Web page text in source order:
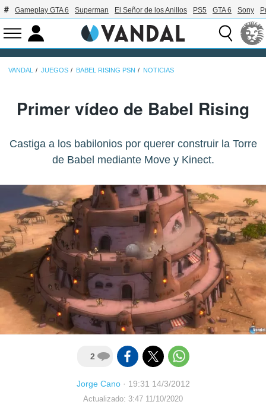
Gameplay GTA 6 Superman El Señor de los Anillos PS5 GTA 6 Sony
VANDAL JUEGOS BABEL RISING PSN NOTICIAS
Primer vídeo de Babel Rising
Castiga a los babilonios por querer construir la Torre
de Babel mediante Move y Kinect.
2
Jorge Cano· 19:31 14/3/2012
Actualizado: 3:47 11/10/2020